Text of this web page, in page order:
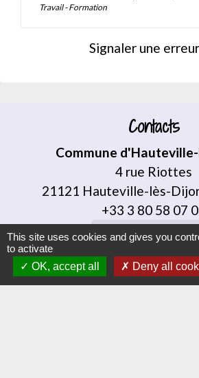
Travail - Formation
Signaler une
Contacts
Commune
4 rue Riottes
21121 Hauteville-lès-
+33 3 80 58 07
Contact par
Liens
This site uses cookies and gives you
to activate
OK, accept all
Deny all